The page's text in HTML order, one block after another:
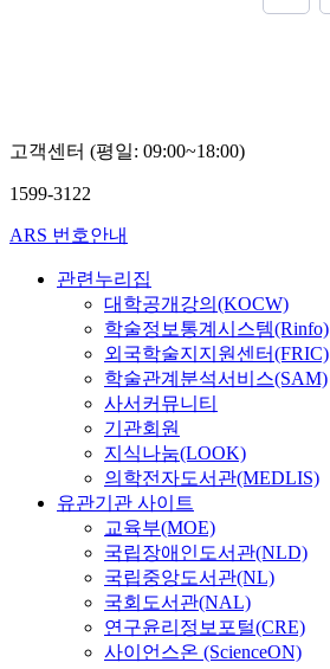
고객센터 (평일: 09:00~18:00)
1599-3122
ARS 번호안내
관련누리집
대학공개강의(KOCW)
학술정보통계시스템(Rinfo)
외국학술지지원센터(FRIC)
학술관계분석서비스(SAM)
사서커뮤니티
기관회원
지식나눔(LOOK)
의학전자도서관(MEDLIS)
유관기관 사이트
교육부(MOE)
국립장애인도서관(NLD)
국립중앙도서관(NL)
국회도서관(NAL)
연구윤리정보포털(CRE)
사이언스온 (ScienceON)